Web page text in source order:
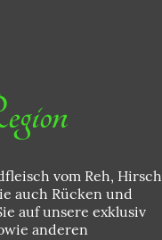
vom Reh, Hirsch
auch Rücken und
auf unsere exklusiv
anderen